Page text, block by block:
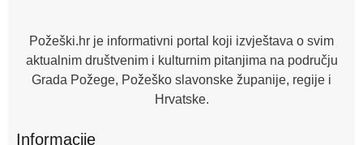
f
Požeški.hr je informativni portal koji izvještava o svim
aktualnim društvenim i kulturnim pitanjima na području
Grada Požege, Požeško slavonske županije, regije i
Hrvatske.
Informacije